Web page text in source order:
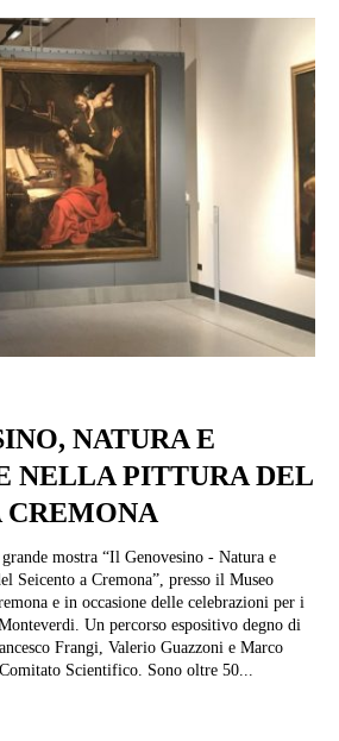
NATURA E
NELLA PITTURA DEL
CREMONA
mostra “Il Genovesino - Natura e
Seicento a Cremona”, presso il Museo
e in occasione delle celebrazioni per i
Un percorso espositivo degno di
Frangi, Valerio Guazzoni e Marco
Tanzi con un prestigioso Comitato Scientifico. Sono oltre 50...